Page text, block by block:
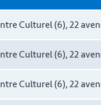
Culturel (6), 22
Culturel (6), 22
Culturel (6), 22